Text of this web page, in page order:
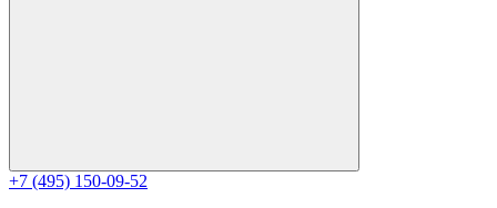
+7 (495) 150-09-52